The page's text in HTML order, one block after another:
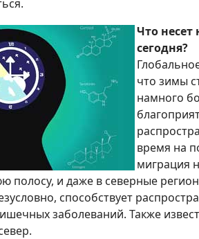
Что
сегодня?
что зимы
намного
время на
миграция
полосу, и даже в северные
способствует
заболеваний. Также